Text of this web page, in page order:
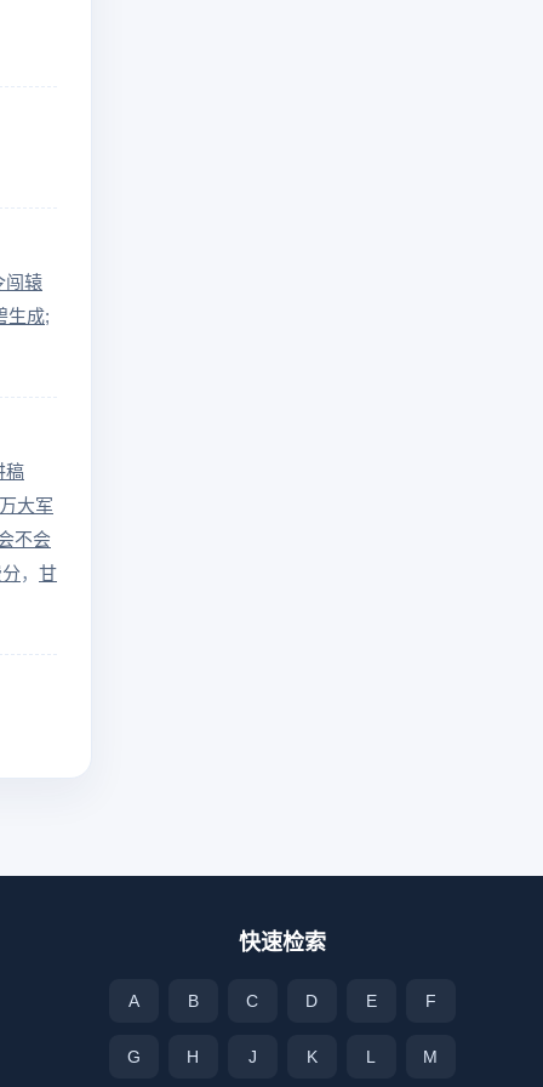
闯辕
生成;
稿
大军
不会
甘
快速检索
A B C D E F
G H J K L M